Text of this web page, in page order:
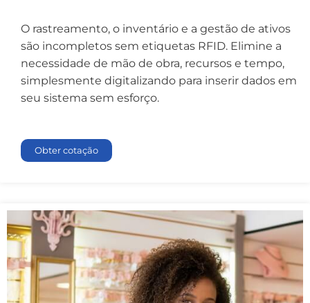
O rastreamento, o inventário e a gestão de ativos
são incompletos sem etiquetas RFID. Elimine a
necessidade de mão de obra, recursos e tempo,
simplesmente digitalizando para inserir dados em
seu sistema sem esforço.
Obter cotação